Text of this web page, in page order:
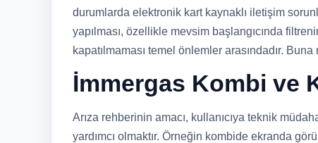
durumlarda elektronik kart kaynaklı iletişim
yapılması, özellikle mevsim başlangıcında
kapatılmaması temel önlemler arasındadır.
İmmergas Kombi ve
Arıza rehberinin amacı, kullanıcıya teknik
yardımcı olmaktır. Örneğin kombide ekranda